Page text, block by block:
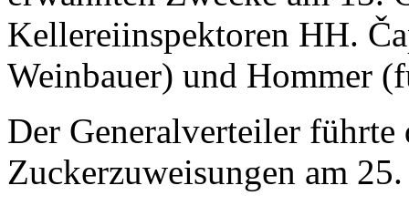
Kellereiinspektoren HH.
Weinbauer) und Hommer
Der Generalverteiler führte
Zuckerzuweisungen am